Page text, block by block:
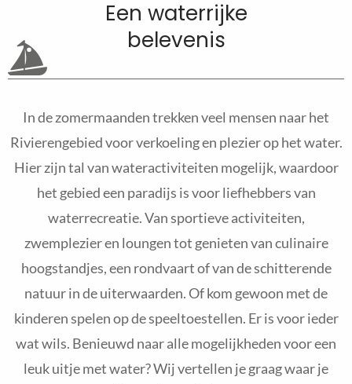
Een waterrijke
belevenis
In de zomermaanden trekken veel mensen naar het
Rivierengebied voor verkoeling en plezier op het water.
Hier zijn tal van wateractiviteiten mogelijk, waardoor
het gebied een paradijs is voor liefhebbers van
waterrecreatie. Van sportieve activiteiten,
zwemplezier en loungen tot genieten van culinaire
hoogstandjes, een rondvaart of van de schitterende
natuur in de uiterwaarden. Of kom gewoon met de
kinderen spelen op de speeltoestellen. Er is voor ieder
wat wils. Benieuwd naar alle mogelijkheden voor een
leukuitje met water? Wij vertellen je graag waar je